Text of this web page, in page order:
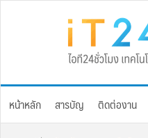
หน้าหลัก สารบัญ ติดต่องาน